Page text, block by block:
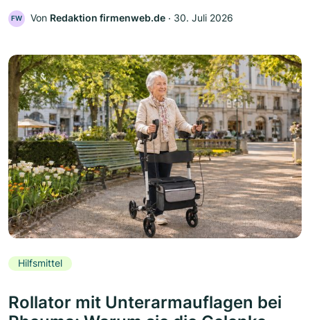
FW Von Redaktion firmenweb.de ‧ 30. Juli 2026
Hilfsmittel
Rollator mit Unterarmauflagen bei